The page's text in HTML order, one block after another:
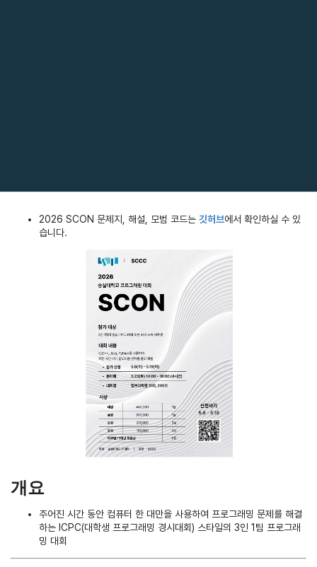
2026 SCON 문제지, 해설, 모범 코드는 깃허브에서 확인하실 수 있
습니다.
개요
주어진 시간 동안 컴퓨터 한 대만을 사용하여 프로그래밍 문제를 해결
하는 ICPC(대학생 프로그래밍 경시대회) 스타일의 3인 1팀 프로그래
밍 대회